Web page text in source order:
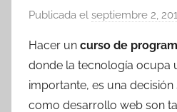
Publicada el septiembre 2,
Hacer un curso de
donde la tecnología ocupa
importante, es una decisión
como desarrollo web son